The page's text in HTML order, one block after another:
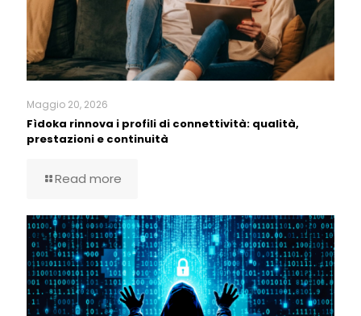
Maggio 20, 2026
Fìdoka rinnova i profili di connettività: qualità,
prestazioni e continuità
Read more